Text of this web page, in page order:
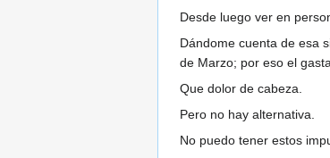
Desde luego ver en
Dándome cuenta de esa
de Marzo; por eso el
Que dolor de cabeza.
Pero no hay alternativa.
No puedo tener estos